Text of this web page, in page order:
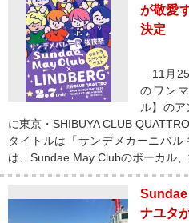
が敬愛
決定
11月25
のワン
ル】の
に東京・SHIBUYA CLUB
タイトルは「サンデメカーニバ
は、Sundae May Clubのボーカル、
Sundae
ナユタ